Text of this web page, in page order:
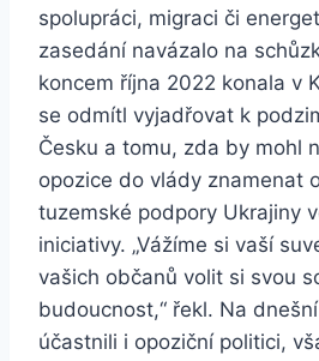
spolupráci, migraci či
zasedání navázalo na
koncem října 2022 konala v
se odmítl vyjadřovat k
Česku a tomu, zda by mohl
opozice do vlády znamenat
tuzemské podpory Ukrajiny
iniciativy. „Vážíme si vaší
vašich občanů volit si svou
budoucnost,“ řekl. Na
účastnili i opoziční politici,